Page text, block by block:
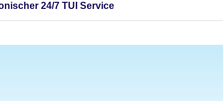
24/7 TUI Service